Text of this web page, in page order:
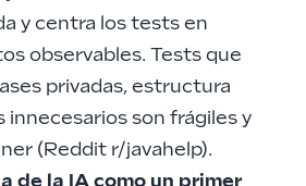
y centra los tests en
observables. Tests que
privadas, estructura
innecesarios son frágiles y
(Reddit r/javahelp).